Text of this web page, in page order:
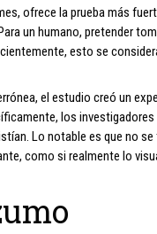
ofrece la prueba más
un humano, pretender
esto se
el estudio creó un
los
Lo notable es que no
como si realmente lo